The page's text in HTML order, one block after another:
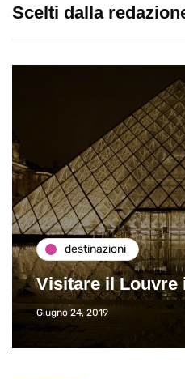
Scelti dalla
destinazioni
Visitare il Louvre
Giugno 24, 2019